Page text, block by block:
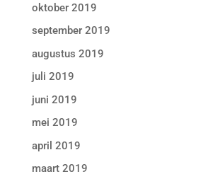
oktober 2019
september 2019
augustus 2019
juli 2019
juni 2019
mei 2019
april 2019
maart 2019